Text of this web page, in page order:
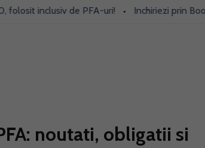
inclusiv de PFA-uri! • Inchiriezi prin Booking
noutati, obligatii si